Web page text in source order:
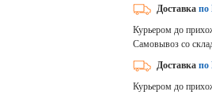
Доставка по
Курьером до
Самовывоз со
Доставка по
Курьером до